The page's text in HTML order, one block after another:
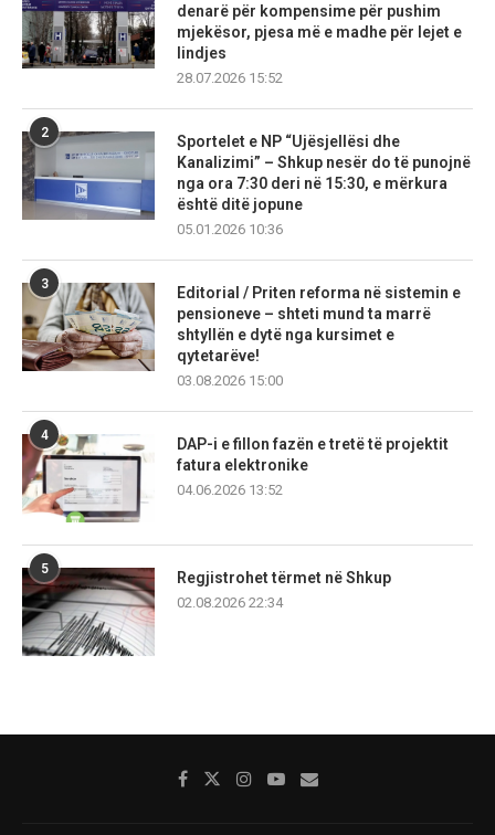
denarë për kompensime për pushim
mjekësor, pjesa më e madhe për lejet e
lindjes
28.07.2026 15:52
2
Sportelet e NP “Ujësjellësi dhe
Kanalizimi” – Shkup nesër do të punojnë
nga ora 7:30 deri në 15:30, e mërkura
është ditë jopune
05.01.2026 10:36
3
Editorial / Priten reforma në sistemin e
pensioneve – shteti mund ta marrë
shtyllën e dytë nga kursimet e
qytetarëve!
03.08.2026 15:00
4
DAP-i e fillon fazën e tretë të projektit
fatura elektronike
04.06.2026 13:52
5
Regjistrohet tërmet në Shkup
02.08.2026 22:34